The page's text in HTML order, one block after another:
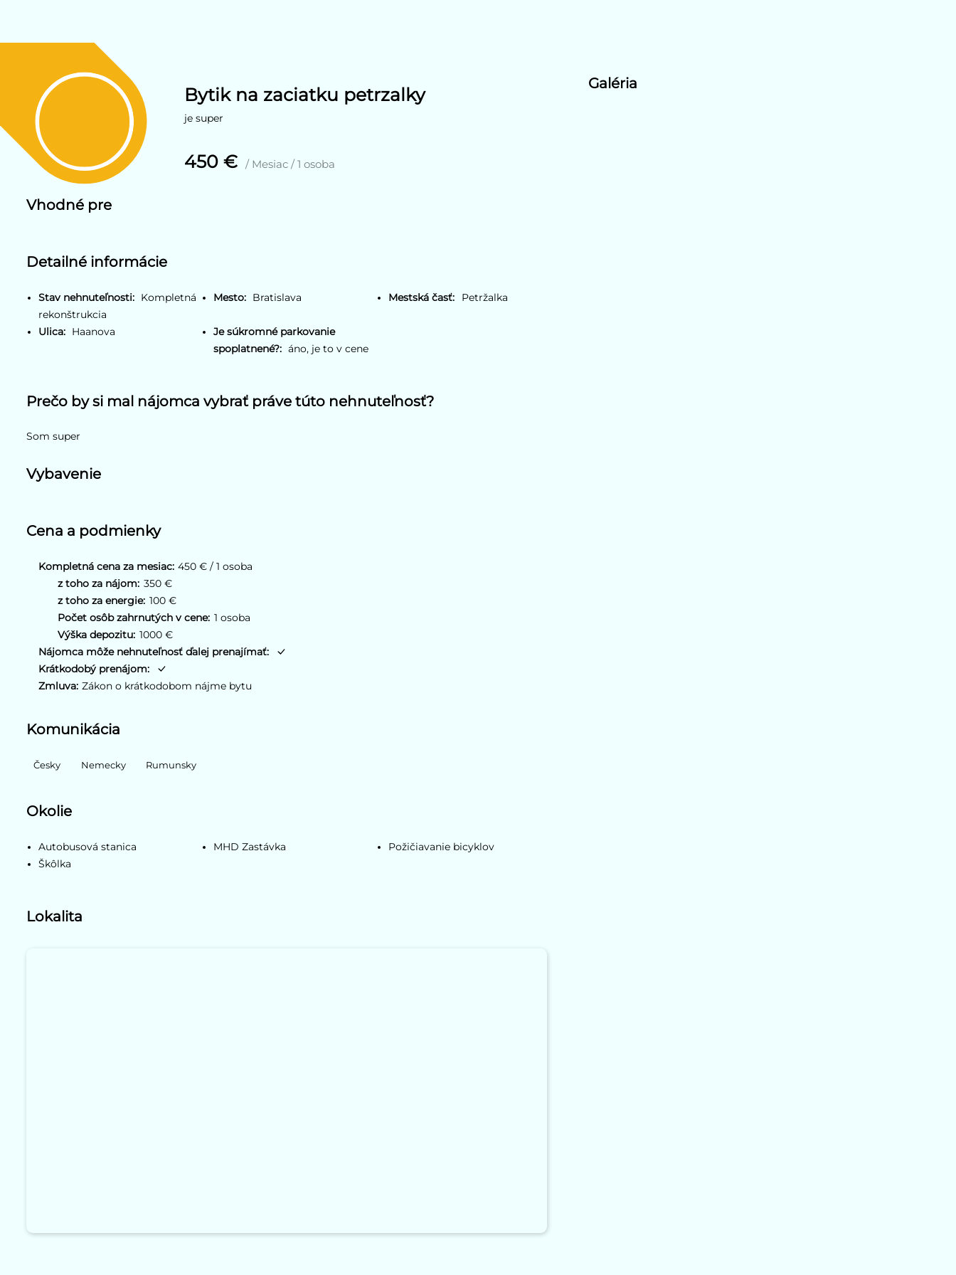
Bytik na zaciatku petrzalky
je super
450 € / Mesiac / 1 osoba
Vhodné pre
Detailné informácie
Stav nehnuteľnosti:
Kompletná
rekonštrukcia
Mesto: Bratislava Mestská časť: Petržalka
Ulica: Haanova
Je súkromné parkovanie
spoplatnené?: áno, je to v cene
Prečo by si mal nájomca vybrať práve túto nehnuteľnosť?
Som super
Vybavenie
Cena a podmienky
Kompletná cena za mesiac: 450 € / 1 osoba
z toho za nájom: 350 €
z toho za energie: 100 €
Počet osôb zahrnutých v cene: 1 osoba
Výška depozitu: 1000 €
Nájomca môže nehnuteľnosť ďalej prenajímať:
Krátkodobý prenájom:
Zmluva: Zákon o krátkodobom nájme bytu
Komunikácia
Česky Nemecky Rumunsky
Okolie
Autobusová stanica MHD Zastávka
Požičiavanie bicyklov
Škôlka
Lokalita
Galéria